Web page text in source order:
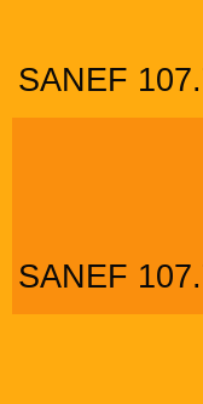
SANEF
SANEF